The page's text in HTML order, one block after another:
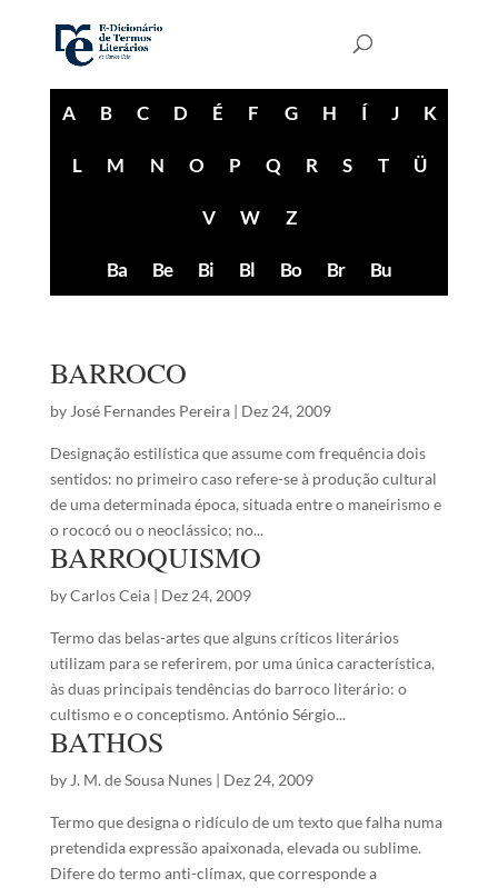
A B C D É F G H Í J K
L M N O P Q R S T Ü
V W Z
Ba Be Bi Bl Bo Br Bu
BARROCO
by José Fernandes Pereira| Dez 24, 2009
Designação estilística que assume com frequência dois
sentidos: no primeiro caso refere-se à produção cultural
de uma determinada época, situada entre o maneirismo e
o rococó ou o neoclássico; no...
BARROQUISMO
byCarlos Ceia| Dez 24, 2009
Termo das belas-artes que alguns críticos literários
utilizam para se referirem, por uma única característica,
às duas principais tendências do barroco literário: o
cultismo e o conceptismo. António Sérgio...
BATHOS
by J. M. de Sousa Nunes| Dez 24, 2009
Termo que designa o ridículo de um texto que falha numa
pretendida expressão apaixonada, elevada ou sublime.
Difere do termo anti-clímax, que corresponde a